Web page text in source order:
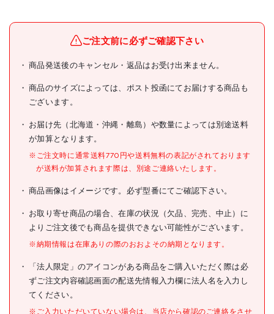
ンパニー
ブランド名 因幡電工
商品名 因幡電工 両サドル
型式 VS-25
JANコード
●A(mm):71
●B(mm):32
●D(mm):18
材質/仕上 ●PP(屋内用)
原産国 ベトナム
セット内容/付属品
注意事項
ご注文前に必ずご確認下さい
商品発送後のキャンセル・返品はお受け出来ません。
商品のサイズによっては、ポスト投函にてお届けする商品も
ございます。
お届け先（北海道・沖縄・離島）や数量によっては別途送料
が加算となります。
※ご注文時に通常送料770円や送料無料の表記がされております
が送料が加算されます際は、別途ご連絡いたします。
商品画像はイメージです。必ず型番にてご確認下さい。
お取り寄せ商品の場合、在庫の状況（欠品、完売、中止）に
よりご注文後でも商品を提供できない可能性がございます。
※納期情報は在庫ありの際のおおよその納期となります。
「法人限定」のアイコンがある商品をご購入いただく際は必
ずご注文内容確認画面の配送先情報入力欄に法人名を入力し
てください。
※ご入力いただいていない場合は、当店から確認のご連絡をさせ